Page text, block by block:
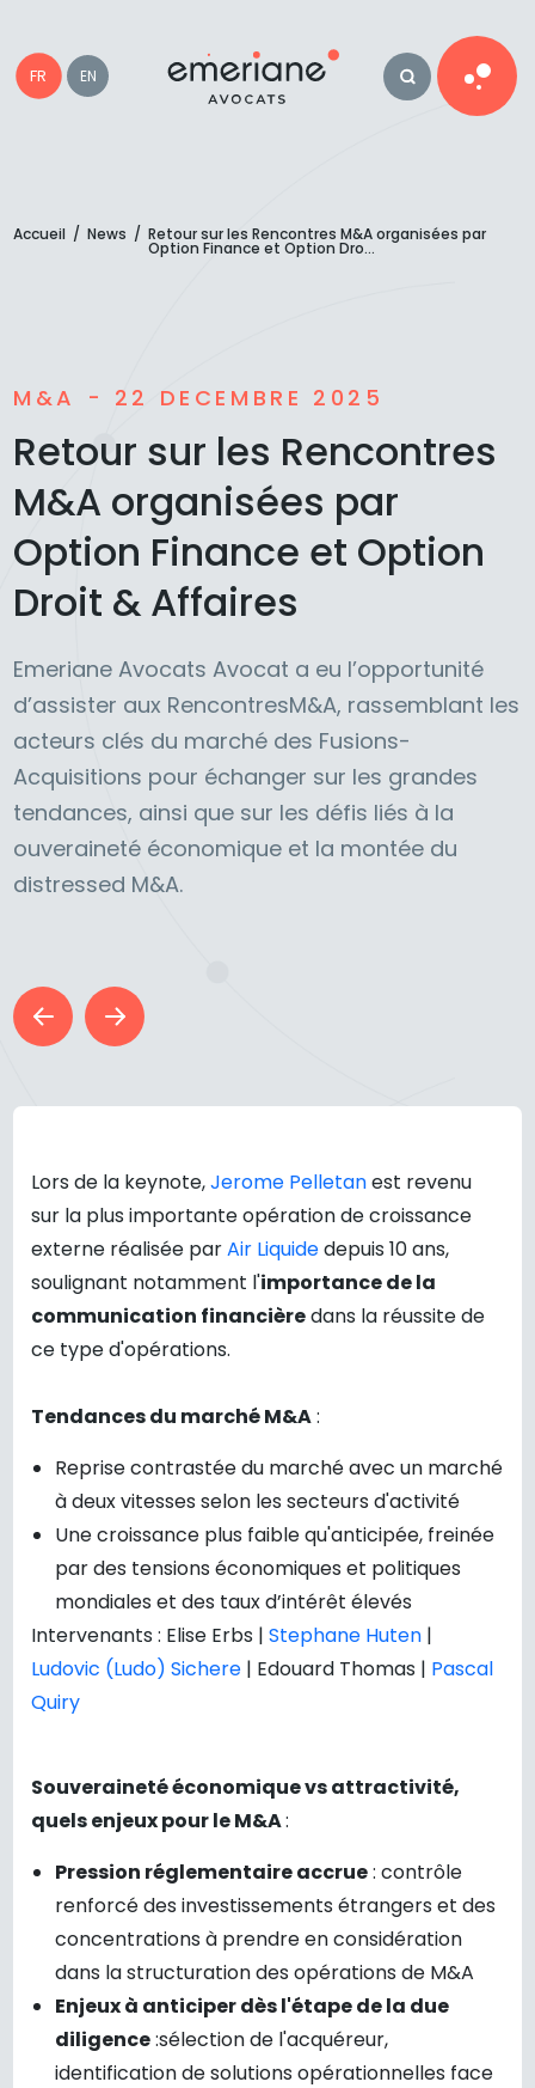
FR EN
Accueil / News / Retour sur les Rencontres M&A organisées par
Option Finance et Option Dro...
M&A - 22 DECEMBRE 2025
Retour sur les Rencontres
M&A organisées par
Option Finance et Option
Droit & Affaires
Emeriane Avocats Avocat a eu l’opportunité
d’assister aux RencontresM&A, rassemblant les
acteurs clés du marché des Fusions-
Acquisitions pour échanger sur les grandes
tendances, ainsi que sur les défis liés à la
ouveraineté économique et la montée du
distressed M&A.
Lors de la keynote,Jerome Pelletanest revenu
sur la plus importante opération de croissance
externe réalisée parAir Liquidedepuis 10 ans,
soulignant notamment l'importance de la
communication financièredans la réussite de
ce type d'opérations.
Tendances du marché M&A:
Reprise contrastée du marché avec un marché
à deux vitesses selon les secteurs d'activité
Une croissance plus faible qu'anticipée, freinée
par des tensions économiques et politiques
mondiales et des taux d’intérêt élevés
Intervenants : Elise Erbs |Stephane Huten |
Ludovic (Ludo) Sichere | Edouard Thomas | Pascal
Quiry
Souveraineté économique vs attractivité,
quels enjeux pour le M&A:
Pression réglementaire accrue: contrôle
renforcé des investissements étrangers et des
concentrations à prendre en considération
dans la structuration des opérations de M&A
Enjeux à anticiper dès l'étape de la due
diligence:sélection de l'acquéreur,
identification de solutions opérationnelles face